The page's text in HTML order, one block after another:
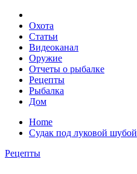
Охота
Статьи
Видеоканал
Оружие
Отчеты о рыбалке
Рецепты
Рыбалка
Дом
Home
Судак под луковой шубой
Рецепты